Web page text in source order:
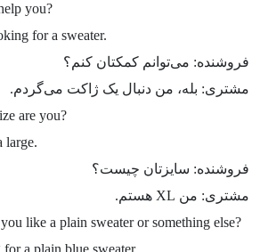
you?
for a sweater.
فروشنده: می‌توانم کمکتان کنم؟
مشتری: بله، من دنبال یک ژاکت می‌گردم.
are you?
large.
فروشنده: سایزتان چیست؟
مشتری: من XL هستم.
like a plain sweater or something else?​
a plain blue sweater.